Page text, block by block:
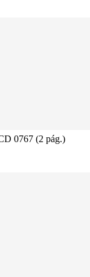
0767 (2 pág.)